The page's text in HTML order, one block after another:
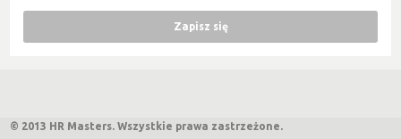
© 2013 HR Masters. Wszystkie prawa zastrzeżone.